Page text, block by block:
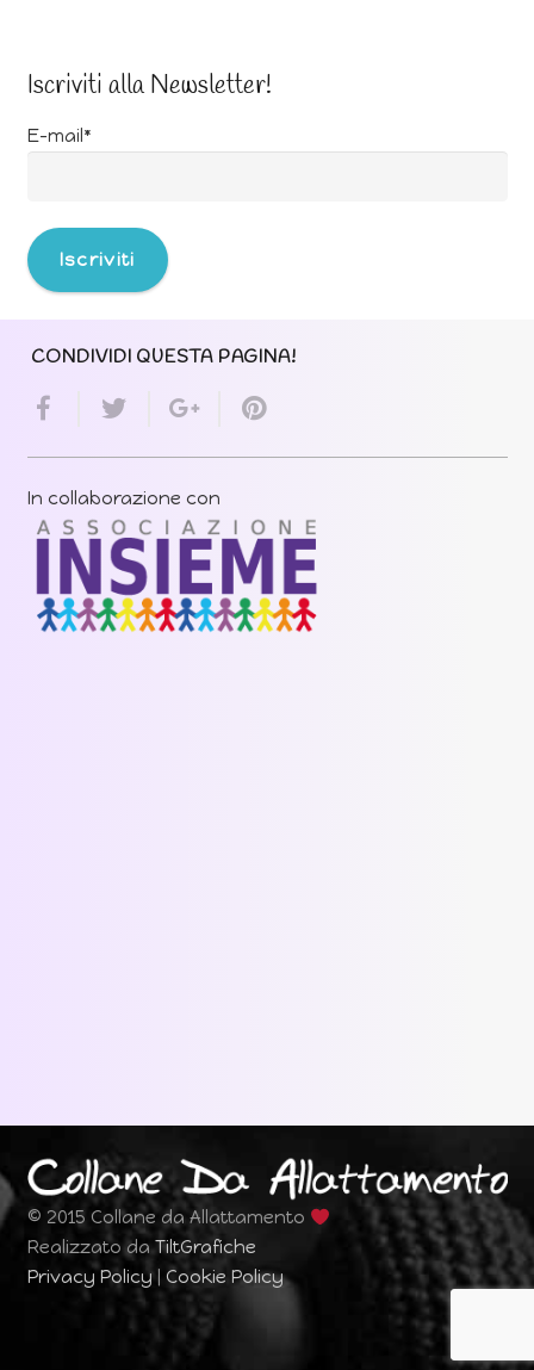
Iscriviti alla Newsletter!
E-mail*
CONDIVIDI QUESTA PAGINA!
In collaborazione con
© 2015 Collane da Allattamento
Realizzato daTiltGrafiche
Privacy Policy| Cookie Policy